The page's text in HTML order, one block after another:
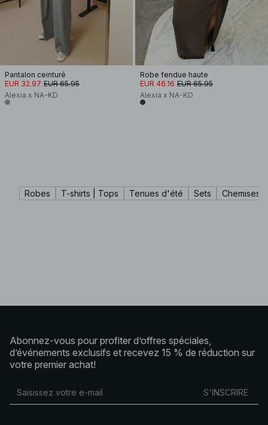
Pantalon ceinturé
EUR 32.97 EUR 65.95
Alexia x NA-KD
Robe fendue haute
EUR 46.16 EUR 65.95
Alexia x NA-KD
Robes T-shirts | Tops Tenues d'été Sets Chemises |
Abonnez-vous pour profiter d’offres spéciales,
d’événements exclusifs et recevez 15 % de réduction sur
votre premier achat!
S'INSCRIRE